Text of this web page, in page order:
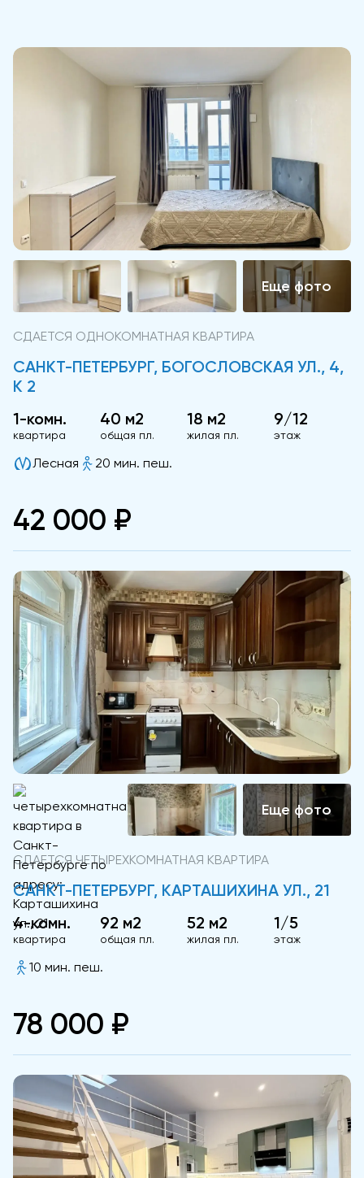
СДАЕТСЯ ОДНОКОМНАТНАЯ КВАРТИРА
САНКТ-ПЕТЕРБУРГ, БОГОСЛОВСКАЯ УЛ., 4,
К 2
1-комн.
квартира
40 м2
общая пл.
18 м2
жилая пл.
9/12
этаж
Лесная 20 мин. пеш.
42 000 ₽
СДАЕТСЯ ЧЕТЫРЕХКОМНАТНАЯ КВАРТИРА
САНКТ-ПЕТЕРБУРГ, КАРТАШИХИНА УЛ., 21
4-комн.
квартира
92 м2
общая пл.
52 м2
жилая пл.
1/5
этаж
10 мин. пеш.
78 000 ₽